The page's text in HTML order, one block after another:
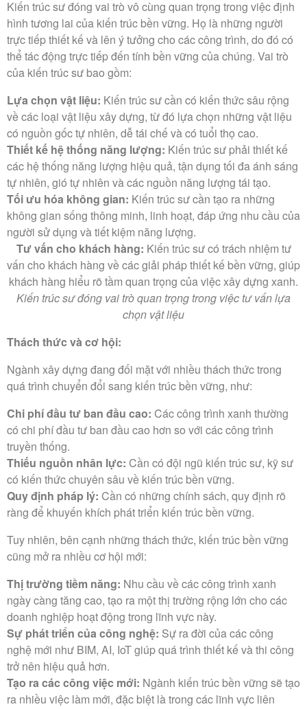
Kiến trúc sư đóng vai trò vô cùng quan trọng trong việc định
hình tương lai của kiến trúc bền vững. Họ là những người
trực tiếp thiết kế và lên ý tưởng cho các công trình, do đó có
thể tác động trực tiếp đến tính bền vững của chúng. Vai trò
của kiến trúc sư bao gồm:
Lựa chọn vật liệu: Kiến trúc sư cần có kiến thức sâu rộng
về các loại vật liệu xây dựng, từ đó lựa chọn những vật liệu
có nguồn gốc tự nhiên, dễ tái chế và có tuổi thọ cao.
Thiết kế hệ thống năng lượng: Kiến trúc sư phải thiết kế
các hệ thống năng lượng hiệu quả, tận dụng tối đa ánh sáng
tự nhiên, gió tự nhiên và các nguồn năng lượng tái tạo.
Tối ưu hóa không gian: Kiến trúc sư cần tạo ra những
không gian sống thông minh, linh hoạt, đáp ứng nhu cầu của
người sử dụng và tiết kiệm năng lượng.
Tư vấn cho khách hàng: Kiến trúc sư có trách nhiệm tư
vấn cho khách hàng về các giải pháp thiết kế bền vững, giúp
khách hàng hiểu rõ tầm quan trọng của việc xây dựng xanh.
Kiến trúc sư đóng vai trò quan trọng trong việc tư vấn lựa
chọn vật liệu
Thách thức và cơ hội:
Ngành xây dựng đang đối mặt với nhiều thách thức trong
quá trình chuyển đổi sang kiến trúc bền vững, như:
Chi phí đầu tư ban đầu cao: Các công trình xanh thường
có chi phí đầu tư ban đầu cao hơn so với các công trình
truyền thống.
Thiếu nguồn nhân lực: Cần có đội ngũ kiến trúc sư, kỹ sư
có kiến thức chuyên sâu về kiến trúc bền vững.
Quy định pháp lý: Cần có những chính sách, quy định rõ
ràng để khuyến khích phát triển kiến trúc bền vững.
Tuy nhiên, bên cạnh những thách thức, kiến trúc bền vững
cũng mở ra nhiều cơ hội mới:
Thị trường tiềm năng: Nhu cầu về các công trình xanh
ngày càng tăng cao, tạo ra một thị trường rộng lớn cho các
doanh nghiệp hoạt động trong lĩnh vực này.
Sự phát triển của công nghệ: Sự ra đời của các công
nghệ mới như BIM, AI, IoT giúp quá trình thiết kế và thi công
trở nên hiệu quả hơn.
Tạo ra các công việc mới: Ngành kiến trúc bền vững sẽ tạo
ra nhiều việc làm mới, đặc biệt là trong các lĩnh vực liên